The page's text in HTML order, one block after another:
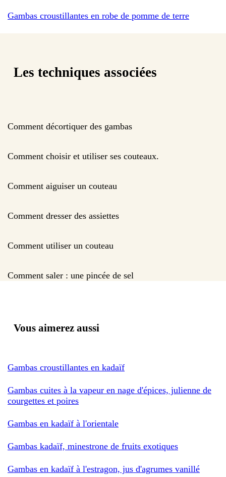
Gambas croustillantes en robe de pomme de terre
Les techniques associées
Comment décortiquer des gambas
Comment choisir et utiliser ses couteaux.
Comment aiguiser un couteau
Comment dresser des assiettes
Comment utiliser un couteau
Comment saler : une pincée de sel
Vous aimerez aussi
Gambas croustillantes en kadaïf
Gambas cuites à la vapeur en nage d'épices, julienne de
courgettes et poires
Gambas en kadaïf à l'orientale
Gambas kadaïf, minestrone de fruits exotiques
Gambas en kadaïf à l'estragon, jus d'agrumes vanillé